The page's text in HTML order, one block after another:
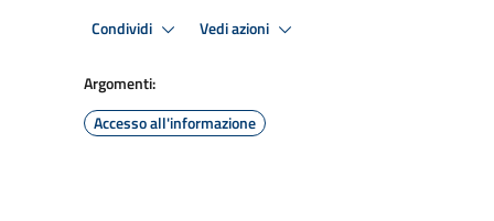
Condividi Vedi azioni
Argomenti:
Accesso all'informazione